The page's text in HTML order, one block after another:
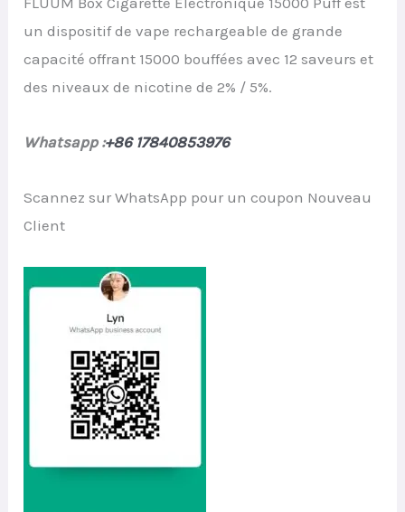
€26.99.€5.70.
un dispositif de vape rechargeable de grande
capacité offrant 15000 bouffées avec 12 saveurs et
des niveaux de nicotine de 2% / 5%.
Whatsapp :+86 17840853976
Scannez sur WhatsApp pour un coupon Nouveau
Client